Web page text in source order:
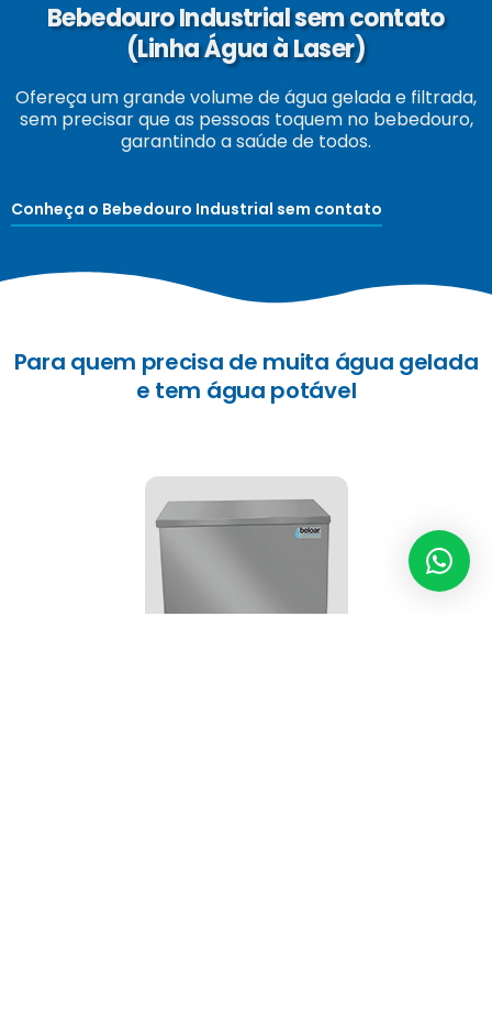
Bebedouro Industrial sem contato
(Linha Água à Laser)
Ofereça um grande volume de água gelada e filtrada,
sem precisar que as pessoas toquem no bebedouro,
garantindo a saúde de todos.
Conheça o Bebedouro Industrial sem contato
Para quem precisa de muita água gelada
e tem água potável